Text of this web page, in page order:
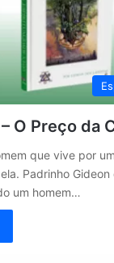
O Preço da
que vive por
Padrinho Gideon
um homem…